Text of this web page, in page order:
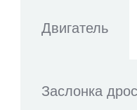
Двигатель
Заслонка